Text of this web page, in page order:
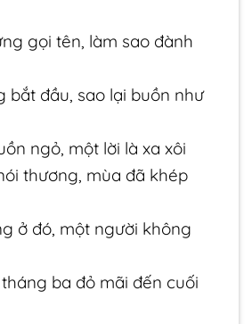
gọi tên, làm sao đành
bắt đầu, sao lại buồn như
ngỏ, một lời là xa xôi
thương, mùa đã khép
ở đó, một người không
ba đỏ mãi đến cuối